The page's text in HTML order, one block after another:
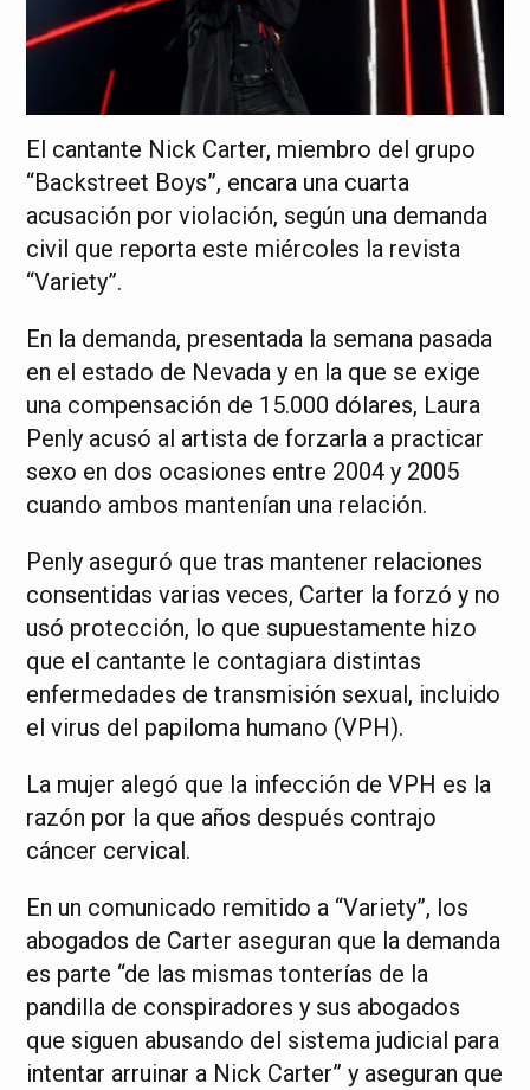
El cantante Nick Carter, miembro del grupo
“Backstreet Boys”, encara una cuarta
acusación por violación, según una demanda
civil que reporta este miércoles la revista
“Variety”.
En la demanda, presentada la semana pasada
en el estado de Nevada y en la que se exige
una compensación de 15.000 dólares, Laura
Penly acusó al artista de forzarla a practicar
sexo en dos ocasiones entre 2004 y 2005
cuando ambos mantenían una relación.
Penly aseguró que tras mantener relaciones
consentidas varias veces, Carter la forzó y no
usó protección, lo que supuestamente hizo
que el cantante le contagiara distintas
enfermedades de transmisión sexual, incluido
el virus del papiloma humano (VPH).
La mujer alegó que la infección de VPH es la
razón por la que años después contrajo
cáncer cervical.
En un comunicado remitido a “Variety”, los
abogados de Carter aseguran que la demanda
es parte “de las mismas tonterías de la
pandilla de conspiradores y sus abogados
que siguen abusando del sistema judicial para
intentar arruinar a Nick Carter” y aseguran que